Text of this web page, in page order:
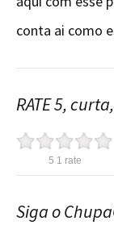
conta ai como
RATE 5,
5 1 rate
Siga o